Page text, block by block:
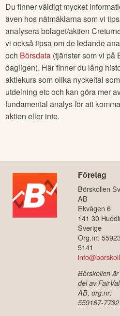
Du finner väldigt mycket
även hos nätmäklarna som vi
analysera bolaget/aktien
vi också tipsa om de ledande
och Börsdata (tjänster som vi på
dagligen). Här finner du lång
aktiekurs som olika nyckeltal
utdelning etc och kan göra mer
fundamental analys för att
aktien eller inte.
Företag
Börskollen
AB
Ekvägen 6
141 30
Sverige
Org.nr:
5141
Börskollen
del av
AB, org.nr:
559187-7732